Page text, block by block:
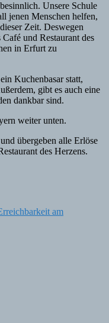
Unsere Schule
jenen Menschen helfen,
Zeit. Deswegen
und Restaurant des
in Erfurt zu
Kuchenbasar statt,
gibt es auch eine
dankbar sind.
weiter unten.
übergeben alle Erlöse
des Herzens.
am